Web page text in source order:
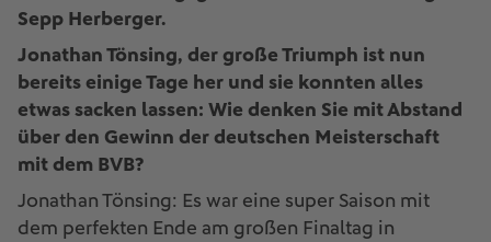
Sepp Herberger.
Jonathan Tönsing, der große Triumph ist nun
bereits einige Tage her und sie konnten alles
etwas sacken lassen: Wie denken Sie mit Abstand
über den Gewinn der deutschen Meisterschaft
mit dem BVB?
Jonathan Tönsing: Es war eine super Saison mit
dem perfekten Ende am großen Finaltag in